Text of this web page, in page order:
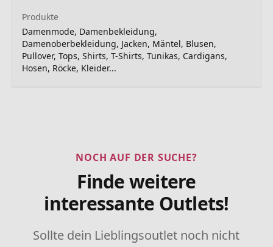
Produkte
Damenmode, Damenbekleidung,
Damenoberbekleidung, Jacken, Mäntel, Blusen,
Pullover, Tops, Shirts, T-Shirts, Tunikas, Cardigans,
Hosen, Röcke, Kleider...
NOCH AUF DER SUCHE?
Finde weitere
interessante Outlets!
Sollte dein Lieblingsoutlet noch nicht